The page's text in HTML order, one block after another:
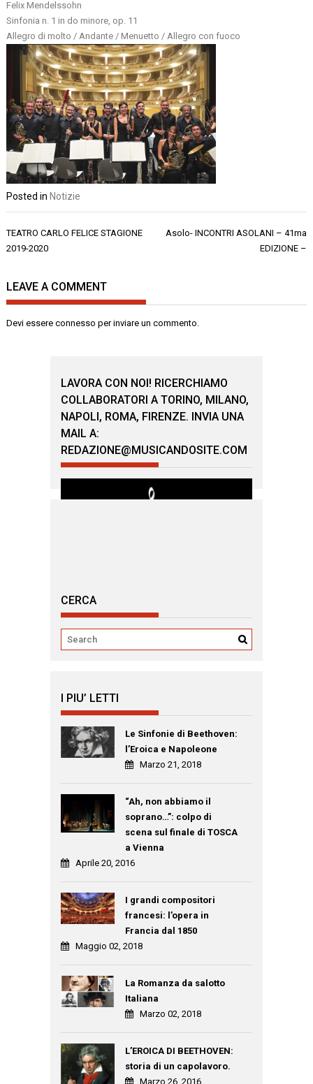
Felix Mendelssohn
Sinfonia n. 1 in do minore, op. 11
Allegro di molto / Andante / Menuetto / Allegro con fuoco
Posted in Notizie
Navigazione
articoli
TEATRO CARLO FELICE STAGIONE
2019-2020
Asolo- INCONTRI ASOLANI – 41ma
EDIZIONE –
LEAVE A COMMENT
Devi essereconnesso per inviare un commento.
LAVORA CON NOI! RICERCHIAMO
COLLABORATORI A TORINO, MILANO,
NAPOLI, ROMA, FIRENZE. INVIA UNA
MAIL A:
REDAZIONE@MUSICANDOSITE.COM
CERCA
I PIU’ LETTI
Le Sinfonie di Beethoven:
l’Eroica e Napoleone
Marzo 21, 2018
“Ah, non abbiamo il
soprano…”: colpo di
scena sul finale di TOSCA
a Vienna
Aprile 20, 2016
I grandi compositori
francesi: l’opera in
Francia dal 1850
Maggio 02, 2018
La Romanza da salotto
Italiana
Marzo 02, 2018
L’EROICA DI BEETHOVEN:
storia di un capolavoro.
Marzo 26, 2016